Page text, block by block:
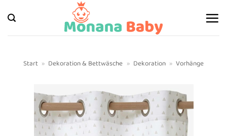
Inhalt
springen
Start » Dekoration & Bettwäsche » Dekoration » Vorhänge